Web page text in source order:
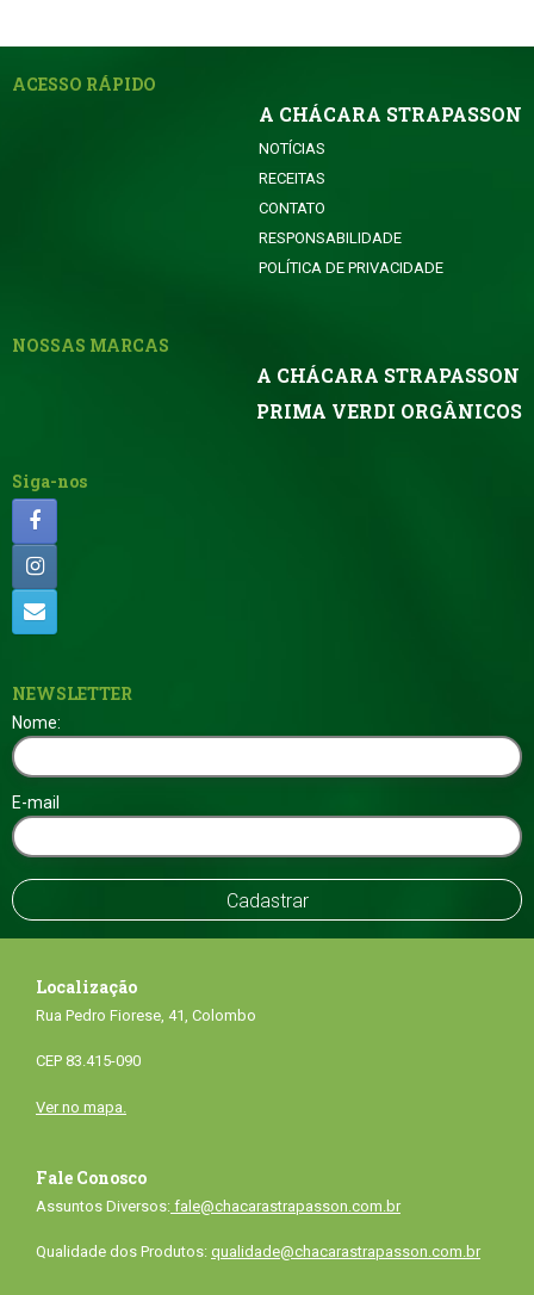
ACESSO RÁPIDO
A CHÁCARA STRAPASSON
NOTÍCIAS
RECEITAS
CONTATO
RESPONSABILIDADE
POLÍTICA DE PRIVACIDADE
NOSSAS MARCAS
A CHÁCARA STRAPASSON
PRIMA VERDI ORGÂNICOS
Siga-nos
NEWSLETTER
Nome:
E-mail
Localização
Rua Pedro Fiorese, 41, Colombo
CEP 83.415-090
Ver no mapa.
Fale Conosco
Assuntos Diversos: fale@chacarastrapasson.com.br
Qualidade dos Produtos: qualidade@chacarastrapasson.com.br